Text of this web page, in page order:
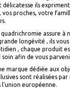
ils
vos proches, votre
quadrichromie assure à
longévité , ils
, chaque produit
soin afin de vous
marque dédiée aux
sont réalisées
l'union européenne.